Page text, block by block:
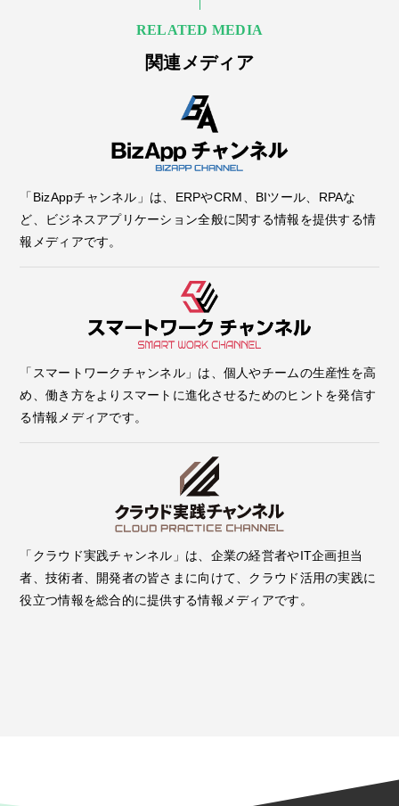
RELATED MEDIA
関連メディア
「BizAppチャンネル」は、ERPやCRM、BIツール、RPAな
ど、ビジネスアプリケーション全般に関する情報を提供する情
報メディアです。
「スマートワークチャンネル」は、個人やチームの生産性を高
め、働き方をよりスマートに進化させるためのヒントを発信す
る情報メディアです。
「クラウド実践チャンネル」は、企業の経営者やIT企画担当
者、技術者、開発者の皆さまに向けて、クラウド活用の実践に
役立つ情報を総合的に提供する情報メディアです。